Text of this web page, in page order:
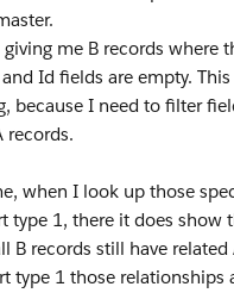
me B records where
Id fields are empty. This
because I need to filter
records.
when I look up those
type 1, there it does show
B records still have related
type 1 those relationships